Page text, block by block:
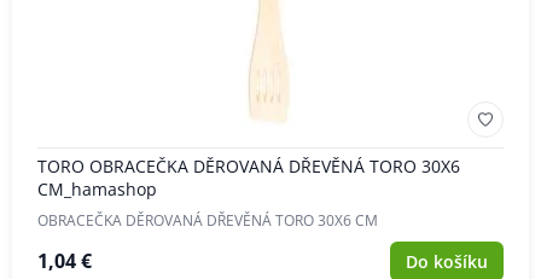
TORO OBRACEČKA DĚROVANÁ DŘEVĚNÁ TORO 30X6
CM_hamashop
OBRACEČKA DĚROVANÁ DŘEVĚNÁ TORO 30X6 CM
1,04 € Do košíku